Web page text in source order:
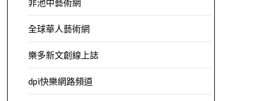
非池中藝術網
全球華人藝術網
樂多新文創線上誌
dpi快樂網路頻道